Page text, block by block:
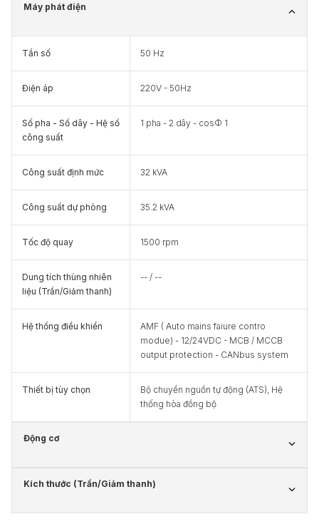
Máy phát điện
Tần số 50 Hz
Điện áp 220V - 50Hz
Số pha - Số dây - Hệ số
công suất
1 pha - 2 dây - cosФ 1
Công suất định mức 32 kVA
Công suất dự phòng 35.2 kVA
Tốc độ quay 1500 rpm
Dung tích thùng nhiên
liệu (Trần/Giảm thanh)
-- / --
Hệ thống điều khiển
AMF ( Auto mains faiure contro
modue) - 12/24VDC - MCB / MCCB
output protection - CANbus system
Thiết bị tùy chọn
Bộ chuyển nguồn tự động (ATS), Hệ
thống hòa đồng bộ
Động cơ
Kích thước (Trần/Giảm thanh)